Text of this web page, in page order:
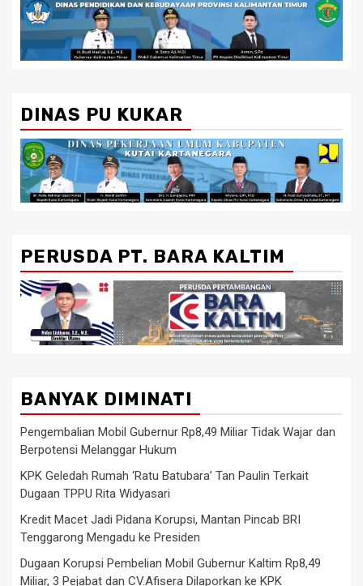
DINAS PU KUKAR
PERUSDA PT. BARA KALTIM
BANYAK DIMINATI
Pengembalian Mobil Gubernur Rp8,49 Miliar Tidak Wajar dan
Berpotensi Melanggar Hukum
KPK Geledah Rumah ‘Ratu Batubara’ Tan Paulin Terkait
Dugaan TPPU Rita Widyasari
Kredit Macet Jadi Pidana Korupsi, Mantan Pincab BRI
Tenggarong Mengadu ke Presiden
Dugaan Korupsi Pembelian Mobil Gubernur Kaltim Rp8,49
Miliar, 3 Pejabat dan CV.Afisera Dilaporkan ke KPK